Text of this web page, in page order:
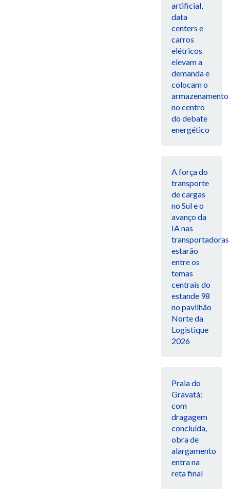
artificial,
data
centers e
carros
elétricos
elevam a
demanda e
colocam o
armazenamento
no centro
do debate
energético
A força do
transporte
de cargas
no Sul e o
avanço da
IA nas
transportadoras
estarão
entre os
temas
centrais do
estande 98
no pavilhão
Norte da
Logistique
2026
Praia do
Gravatá:
com
dragagem
concluída,
obra de
alargamento
entra na
reta final